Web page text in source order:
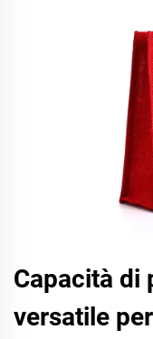
Capacità di
versatile